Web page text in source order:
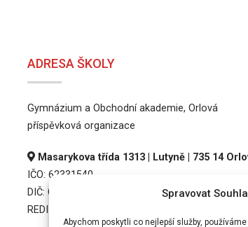
Spravovat
Abychom poskytli co nejlepší služby,
ADRESA ŠKOLY
Gymnázium a Obchodní akademie, Orlová
příspěvková organizace
Masarykova třída 1313 | Lutyně | 735 14
IČO: 62331540
DIČ: CZ62331540
REDIZO: 600016536